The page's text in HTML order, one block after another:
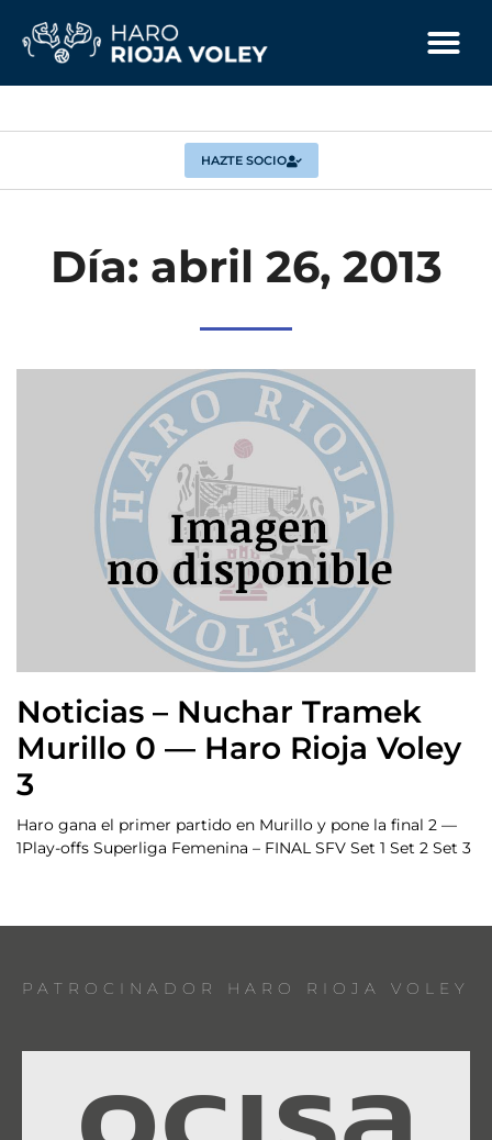
HAZTE SOCIO
Día: abril 26, 2013
Noticias – Nuchar Tramek
Murillo 0 — Haro Rioja Voley
3
Haro gana el primer partido en Murillo y pone la final 2 —
1Play-offs Superliga Femenina – FINAL SFV Set 1 Set 2 Set 3
PATROCINADOR HARO RIOJA VOLEY